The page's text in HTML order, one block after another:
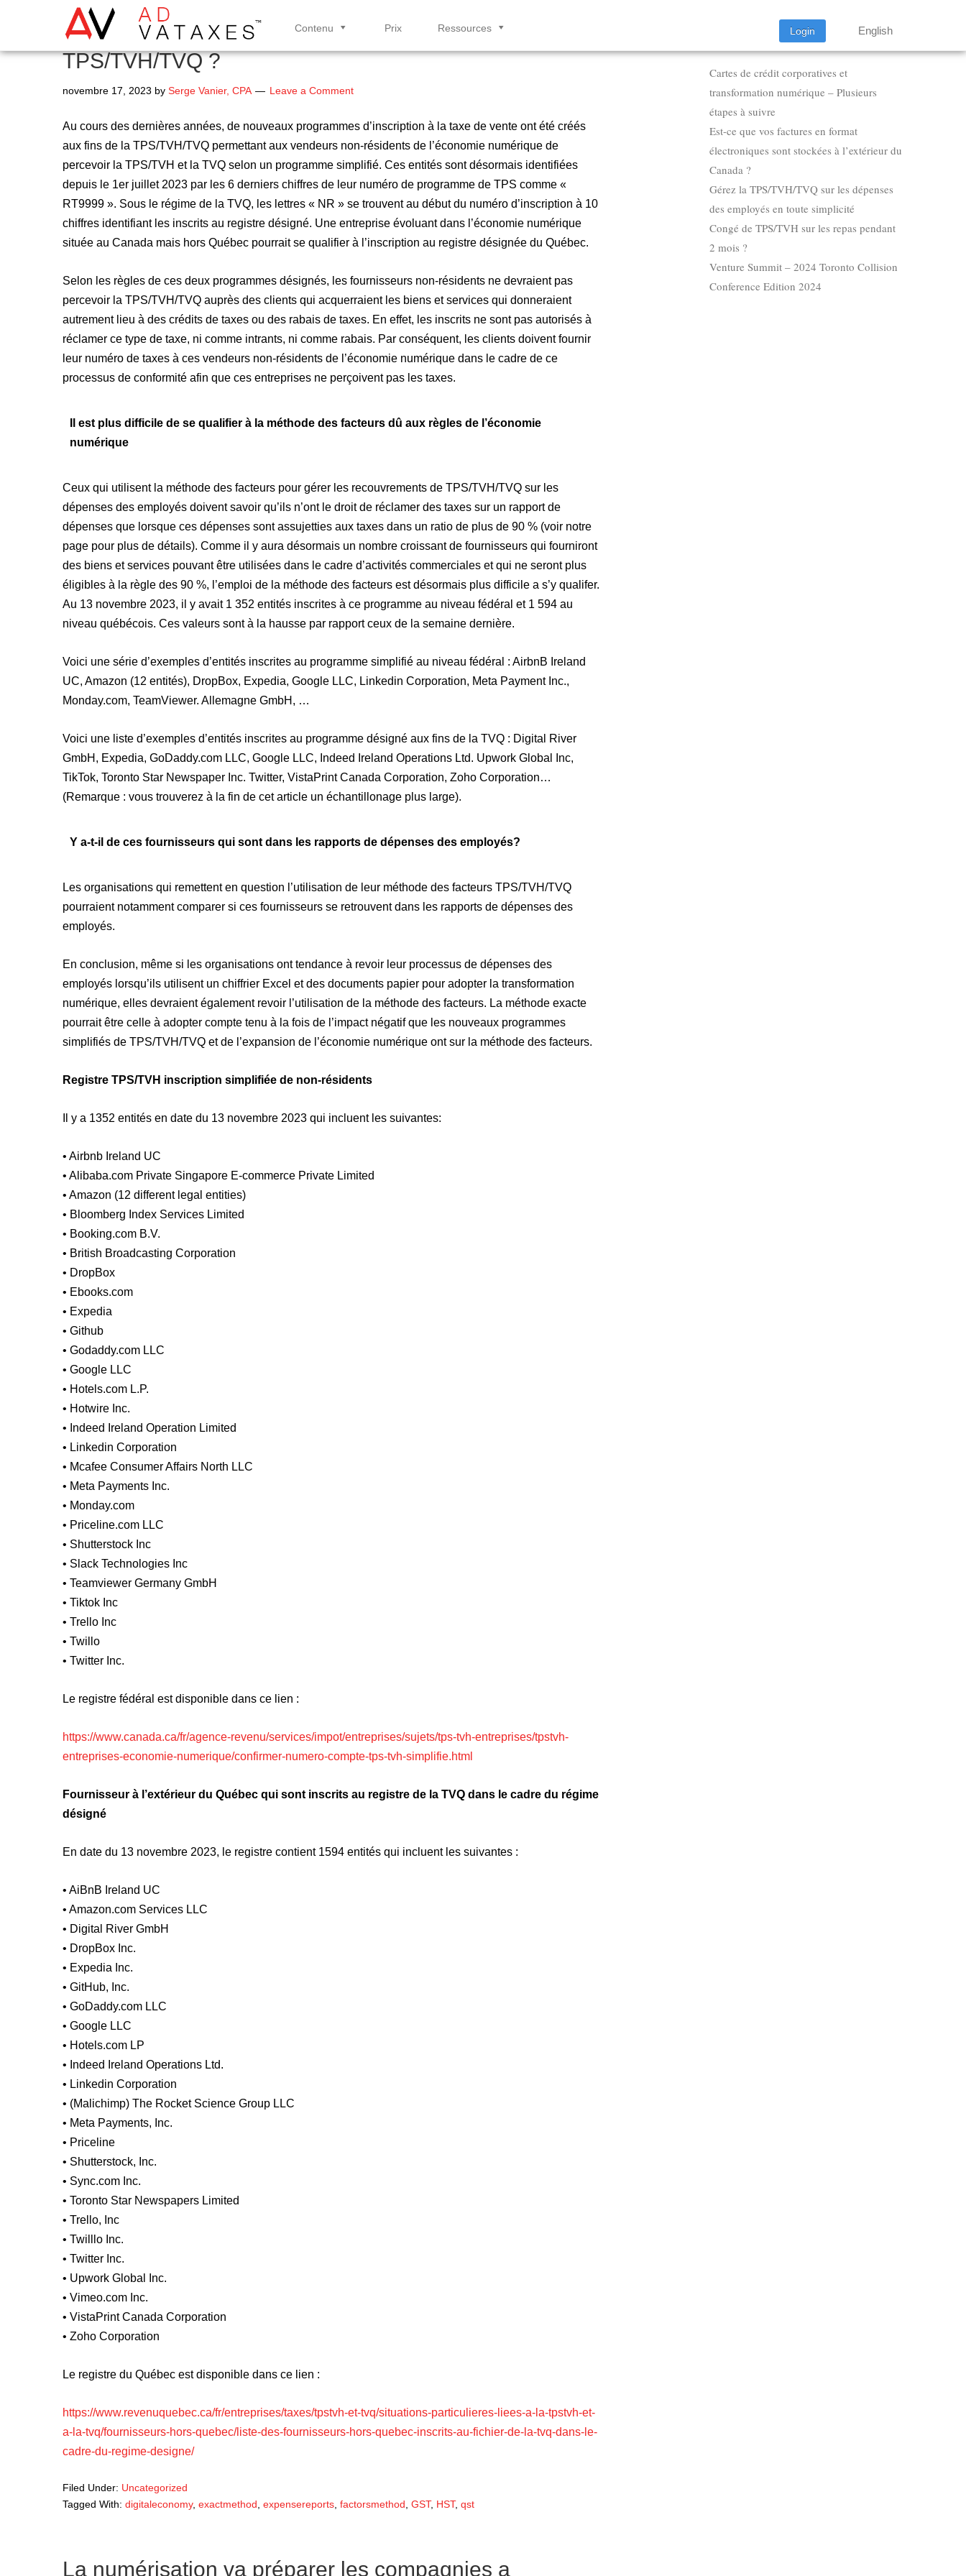
Contenu Prix Ressources English
Login
Nuages à l’horizon touchant la méthode des facteurs en
TPS/TVH/TVQ ?
novembre 17, 2023 by Serge Vanier, CPA Leave a Comment
Au cours des dernières années, de nouveaux programmes d’inscription à la taxe de vente ont été créés
aux fins de la TPS/TVH/TVQ permettant aux vendeurs non-résidents de l’économie numérique de
percevoir la TPS/TVH et la TVQ selon un programme simplifié. Ces entités sont désormais identifiées
depuis le 1er juillet 2023 par les 6 derniers chiffres de leur numéro de programme de TPS comme «
RT9999 ». Sous le régime de la TVQ, les lettres « NR » se trouvent au début du numéro d’inscription à 10
chiffres identifiant les inscrits au registre désigné. Une entreprise évoluant dans l’économie numérique
située au Canada mais hors Québec pourrait se qualifier à l’inscription au registre désignée du Québec.
Selon les règles de ces deux programmes désignés, les fournisseurs non-résidents ne devraient pas
percevoir la TPS/TVH/TVQ auprès des clients qui acquerraient les biens et services qui donneraient
autrement lieu à des crédits de taxes ou des rabais de taxes. En effet, les inscrits ne sont pas autorisés à
réclamer ce type de taxe, ni comme intrants, ni comme rabais. Par conséquent, les clients doivent fournir
leur numéro de taxes à ces vendeurs non-résidents de l’économie numérique dans le cadre de ce
processus de conformité afin que ces entreprises ne perçoivent pas les taxes.
Il est plus difficile de se qualifier à la méthode des facteurs dû aux règles de l’économie
numérique
Ceux qui utilisent la méthode des facteurs pour gérer les recouvrements de TPS/TVH/TVQ sur les
dépenses des employés doivent savoir qu’ils n’ont le droit de réclamer des taxes sur un rapport de
dépenses que lorsque ces dépenses sont assujetties aux taxes dans un ratio de plus de 90 % (voir notre
page pour plus de détails). Comme il y aura désormais un nombre croissant de fournisseurs qui fourniront
des biens et services pouvant être utilisées dans le cadre d’activités commerciales et qui ne seront plus
éligibles à la règle des 90 %, l’emploi de la méthode des facteurs est désormais plus difficile a s’y qualifer.
Au 13 novembre 2023, il y avait 1 352 entités inscrites à ce programme au niveau fédéral et 1 594 au
niveau québécois. Ces valeurs sont à la hausse par rapport ceux de la semaine dernière.
Voici une série d’exemples d’entités inscrites au programme simplifié au niveau fédéral : AirbnB Ireland
UC, Amazon (12 entités), DropBox, Expedia, Google LLC, Linkedin Corporation, Meta Payment Inc.,
Monday.com, TeamViewer. Allemagne GmbH, …
Voici une liste d’exemples d’entités inscrites au programme désigné aux fins de la TVQ : Digital River
GmbH, Expedia, GoDaddy.com LLC, Google LLC, Indeed Ireland Operations Ltd. Upwork Global Inc,
TikTok, Toronto Star Newspaper Inc. Twitter, VistaPrint Canada Corporation, Zoho Corporation…
(Remarque : vous trouverez à la fin de cet article un échantillonage plus large).
Y a-t-il de ces fournisseurs qui sont dans les rapports de dépenses des employés?
Les organisations qui remettent en question l’utilisation de leur méthode des facteurs TPS/TVH/TVQ
pourraient notamment comparer si ces fournisseurs se retrouvent dans les rapports de dépenses des
employés.
En conclusion, même si les organisations ont tendance à revoir leur processus de dépenses des
employés lorsqu’ils utilisent un chiffrier Excel et des documents papier pour adopter la transformation
numérique, elles devraient également revoir l’utilisation de la méthode des facteurs. La méthode exacte
pourrait être celle à adopter compte tenu à la fois de l’impact négatif que les nouveaux programmes
simplifiés de TPS/TVH/TVQ et de l’expansion de l’économie numérique ont sur la méthode des facteurs.
Registre TPS/TVH inscription simplifiée de non-résidents
Il y a 1352 entités en date du 13 novembre 2023 qui incluent les suivantes:
• Airbnb Ireland UC
• Alibaba.com Private Singapore E-commerce Private Limited
• Amazon (12 different legal entities)
• Bloomberg Index Services Limited
• Booking.com B.V.
• British Broadcasting Corporation
• DropBox
• Ebooks.com
• Expedia
• Github
• Godaddy.com LLC
• Google LLC
• Hotels.com L.P.
• Hotwire Inc.
• Indeed Ireland Operation Limited
• Linkedin Corporation
• Mcafee Consumer Affairs North LLC
• Meta Payments Inc.
• Monday.com
• Priceline.com LLC
• Shutterstock Inc
• Slack Technologies Inc
• Teamviewer Germany GmbH
• Tiktok Inc
• Trello Inc
• Twillo
• Twitter Inc.
Le registre fédéral est disponible dans ce lien :
https://www.canada.ca/fr/agence-revenu/services/impot/entreprises/sujets/tps-tvh-entreprises/tpstvh-
entreprises-economie-numerique/confirmer-numero-compte-tps-tvh-simplifie.html
Fournisseur à l’extérieur du Québec qui sont inscrits au registre de la TVQ dans le cadre du régime
désigné
En date du 13 novembre 2023, le registre contient 1594 entités qui incluent les suivantes :
• AiBnB Ireland UC
• Amazon.com Services LLC
• Digital River GmbH
• DropBox Inc.
• Expedia Inc.
• GitHub, Inc.
• GoDaddy.com LLC
• Google LLC
• Hotels.com LP
• Indeed Ireland Operations Ltd.
• Linkedin Corporation
• (Malichimp) The Rocket Science Group LLC
• Meta Payments, Inc.
• Priceline
• Shutterstock, Inc.
• Sync.com Inc.
• Toronto Star Newspapers Limited
• Trello, Inc
• Twilllo Inc.
• Twitter Inc.
• Upwork Global Inc.
• Vimeo.com Inc.
• VistaPrint Canada Corporation
• Zoho Corporation
Le registre du Québec est disponible dans ce lien :
https://www.revenuquebec.ca/fr/entreprises/taxes/tpstvh-et-tvq/situations-particulieres-liees-a-la-tpstvh-et-
a-la-tvq/fournisseurs-hors-quebec/liste-des-fournisseurs-hors-quebec-inscrits-au-fichier-de-la-tvq-dans-le-
cadre-du-regime-designe/
Filed Under: Uncategorized
Tagged With: digitaleconomy, exactmethod expensereports factorsmethod GST, HST, qst
La numérisation va préparer les compagnies a
LATEST BLOG POSTS
Cartes de crédit corporatives et
transformation numérique – Plusieurs
étapes à suivre
Est-ce que vos factures en format
électroniques sont stockées à l’extérieur du
Canada ?
Gérez la TPS/TVH/TVQ sur les dépenses
des employés en toute simplicité
Congé de TPS/TVH sur les repas pendant
2 mois ?
Venture Summit – 2024 Toronto Collision
Conference Edition 2024